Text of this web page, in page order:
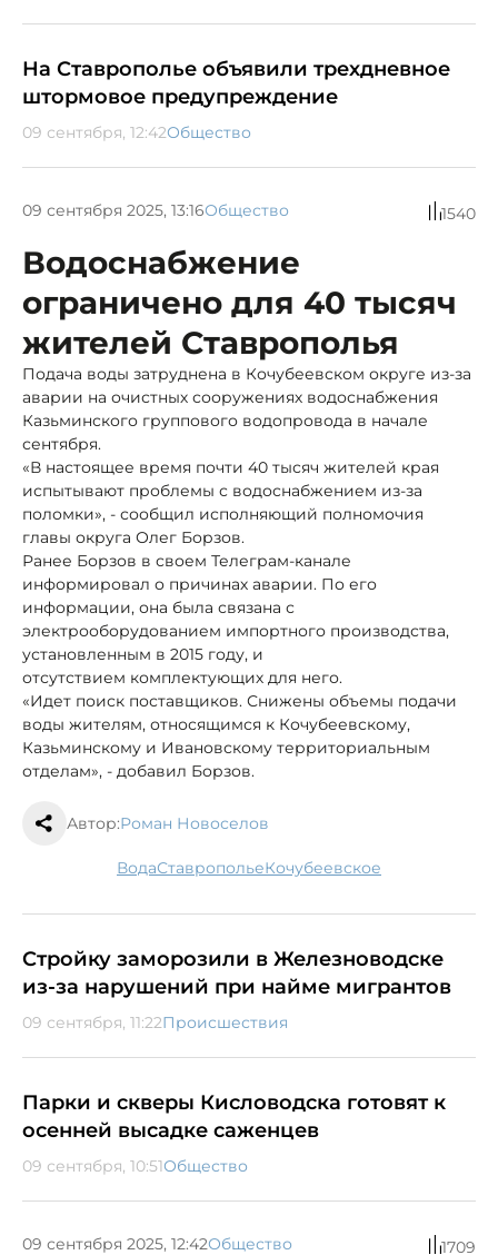
На Ставрополье объявили трехдневное
штормовое предупреждение
09 сентября, 12:42Общество
09 сентября 2025, 13:16Общество 1540
Водоснабжение
ограничено для 40 тысяч
жителей Ставрополья
Подача воды затруднена в Кочубеевском округе из-за
аварии на очистных сооружениях водоснабжения
Казьминского группового водопровода в начале
сентября.
«В настоящее время почти 40 тысяч жителей края
испытывают проблемы с водоснабжением из-за
поломки», - сообщил исполняющий полномочия
главы округа Олег Борзов.
Ранее Борзов в своем Телеграм-канале
информировал о причинах аварии. По его
информации, она была связана с
электрооборудованием импортного производства,
установленным в 2015 году, и
отсутствием комплектующих для него.
«Идет поиск поставщиков. Снижены объемы подачи
воды жителям, относящимся к Кочубеевскому,
Казьминскому и Ивановскому территориальным
отделам», - добавил Борзов.
Автор:Роман Новоселов
вода Ставрополье Кочубеевское
Стройку заморозили в Железноводске
из-за нарушений при найме мигрантов
09 сентября, 11:22Происшествия
Парки и скверы Кисловодска готовят к
осенней высадке саженцев
09 сентября, 10:51Общество
09 сентября 2025, 12:42Общество 1709